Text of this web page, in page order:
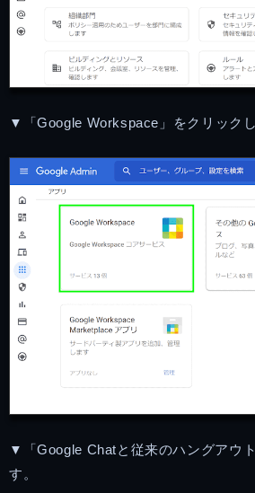
▼「Google Workspace」をクリックし
▼「Google Chatと従来のハングアウ
す。